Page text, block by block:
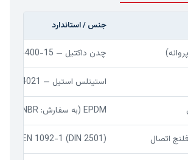
جنس / استاندارد
چدن داکتیل — EN 1563 / EN-GJS-400-15
استینلس استیل — DIN EN 10088-3 / 1.4021 (معادل AISI 420)
EPDM (به سفارش: NBR)
فلنج اتصال DIN EN 1092-1 (DIN 2501) و ASME/ANSI B16.5 Class 150